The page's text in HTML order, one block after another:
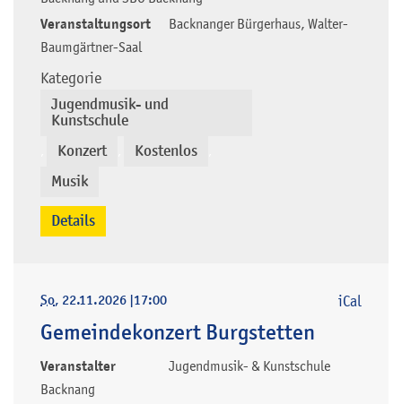
Veranstaltungsort
Backnanger Bürgerhaus, Walter-
Baumgärtner-Saal
Kategorie
Jugendmusik- und
Kunstschule
Konzert Kostenlos
Musik
Details
So, 22.11.2026 |17:00
Gemeindekonzert Burgstetten
Veranstalter
Jugendmusik- & Kunstschule
Backnang
iCal